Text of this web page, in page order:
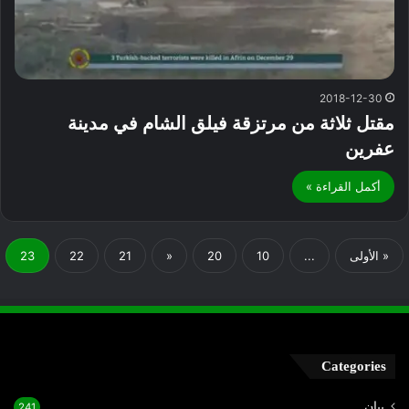
2018-12-30
مقتل ثلاثة من مرتزقة فيلق الشام في مدينة
عفرين
أكمل القراءة »
« الأولى ...
10
20
«
21
22
23
Categories
بيان